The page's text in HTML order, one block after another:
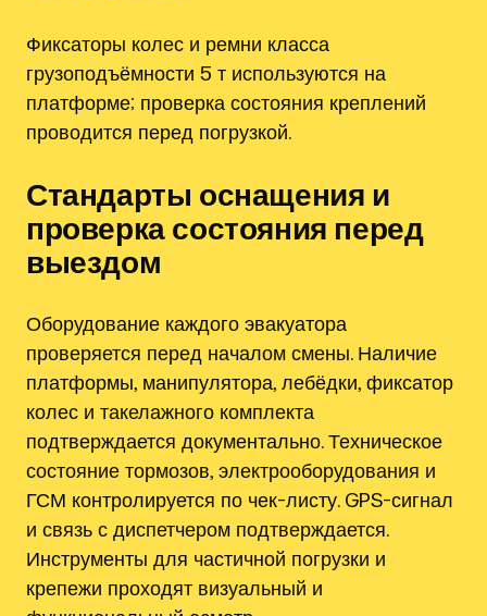
Фиксаторы колес и ремни класса
грузоподъёмности 5 т используются на
платформе; проверка состояния креплений
проводится перед погрузкой.
Стандарты оснащения и
проверка состояния перед
выездом
Оборудование каждого эвакуатора
проверяется перед началом смены. Наличие
платформы, манипулятора, лебёдки, фиксатор
колес и такелажного комплекта
подтверждается документально. Техническое
состояние тормозов, электрооборудования и
ГСМ контролируется по чек-листу. GPS-сигнал
и связь с диспетчером подтверждается.
Инструменты для частичной погрузки и
крепежи проходят визуальный и